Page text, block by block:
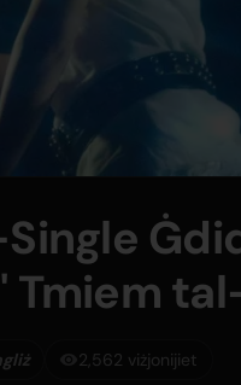
Tmiem
2,562 viżjonijiet